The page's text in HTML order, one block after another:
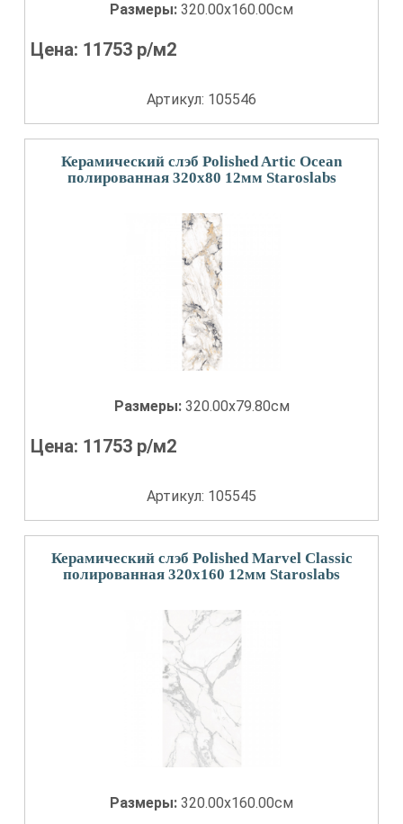
Размеры: 320.00x160.00см
Цена: 11753 р/м2
Артикул: 105546
Керамический слэб Polished Artic Ocean
полированная 320x80 12мм Staroslabs
Размеры: 320.00x79.80см
Цена: 11753 р/м2
Артикул: 105545
Керамический слэб Polished Marvel Classic
полированная 320x160 12мм Staroslabs
Размеры: 320.00x160.00см